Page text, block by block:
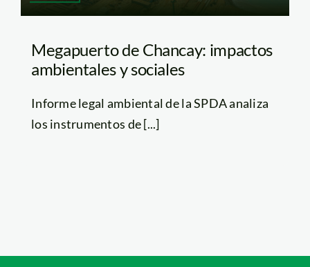
Megapuerto de Chancay: impactos
ambientales y sociales
Informe legal ambiental de la SPDA analiza
los instrumentos de [...]